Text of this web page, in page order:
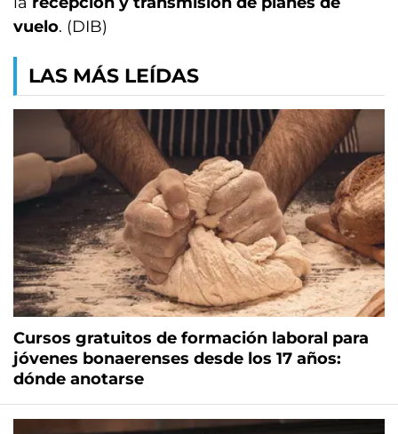
vuelo. (DIB)
LAS MÁS LEÍDAS
Cursos gratuitos de formación laboral para
jóvenes bonaerenses desde los 17 años:
dónde anotarse